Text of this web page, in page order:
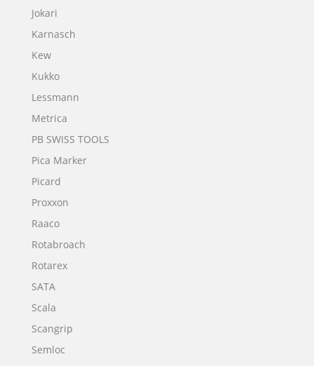
Jokari
Karnasch
Kew
Kukko
Lessmann
Metrica
PB SWISS TOOLS
Pica Marker
Picard
Proxxon
Raaco
Rotabroach
Rotarex
SATA
Scala
Scangrip
Semloc